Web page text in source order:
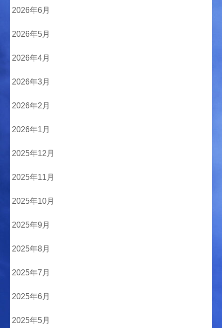
2026年6月
2026年5月
2026年4月
2026年3月
2026年2月
2026年1月
2025年12月
2025年11月
2025年10月
2025年9月
2025年8月
2025年7月
2025年6月
2025年5月